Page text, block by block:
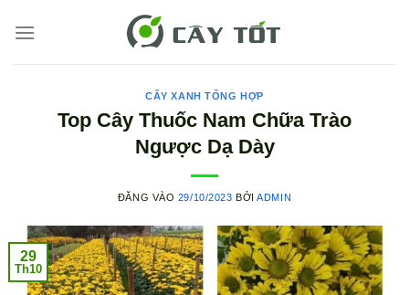
qua
CÂY XANH TỔNG HỢP
Top Cây Thuốc Nam Chữa Trào
Ngược Dạ Dày
ĐĂNG VÀO 29/10/2023 BỞIADMIN
29
Th10